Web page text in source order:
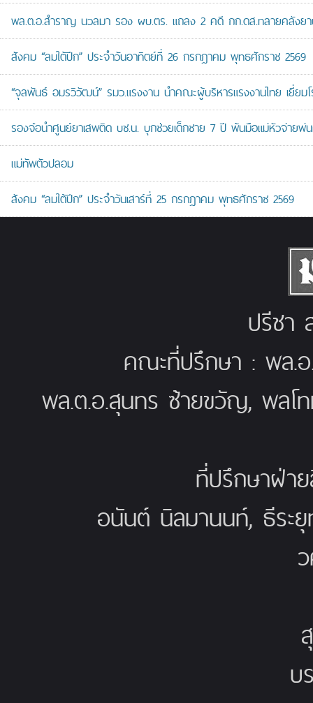
พล.ต.อ.สำราญ นวลมา รอง ผบ.ตร. แถลง 2 คดี กก.ดส.ทลายคลังย
สังคม “ลมใต้ปีก” ประจำวันอาทิตย์ที่ 26 กรกฎาคม พุทธศักราช 2569
“จุลพันธ์ อมรวิวัฒน์” รมว.แรงงาน นำคณะผู้บริหารแรงงานไทย เยี่ยม
รองจ๋อนำศูนย์ยาเสพติด บช.น. บุกช่วยเด็กชาย 7 ปี พ้นมือแม่หัวจ่ายพ่น
แม่ทัพตัวปลอม
สังคม “ลมใต้ปีก” ประจำวันเสาร์ที่ 25 กรกฎาคม พุทธศักราช 2569
ปรีชา
คณะที่ปรึกษา : พล.
พล.ต.อ.สุนทร ซ้ายขวัญ, พล
ที่ปรึกษาฝ่า
อนันต์ นิลมานนท์, ธีร
บ